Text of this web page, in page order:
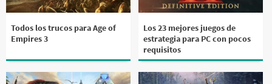
Todos los trucos para Age of
Empires 3
Los 23 mejores juegos de
estrategia para PC con pocos
requisitos